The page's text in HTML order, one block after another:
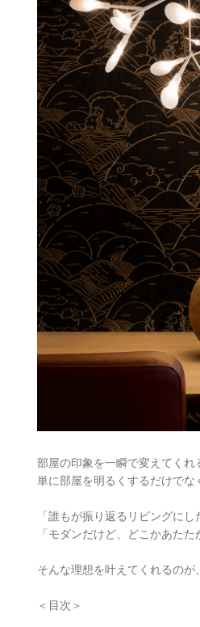
部屋の印象を一瞬で変えてく
単に部屋を明るくするだけで
「誰もが振り返るリビングにし
「モダンだけど、どこかあた
そんな理想を叶えてくれるのが
＜目次＞